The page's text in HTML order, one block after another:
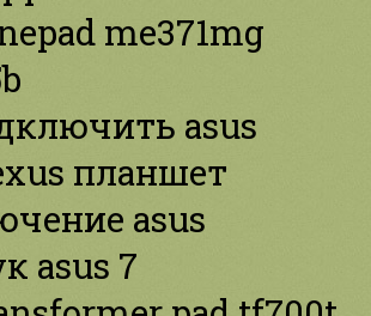
me371mg
asus
планшет
asus
asus 7